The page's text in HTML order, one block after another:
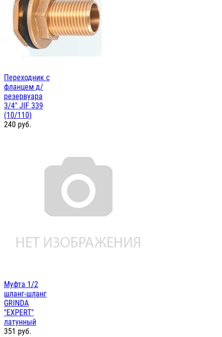
Переходник с
фланцем д/
резервуара
3/4" JIF 339
(10/110)
240 руб.
Муфта 1/2
шланг-шланг
GRINDA
"EXPERT"
латунный
351 руб.